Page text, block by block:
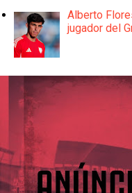
Alberto
jugador del